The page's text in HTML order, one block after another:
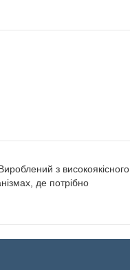
з високоякісного
де потрібно